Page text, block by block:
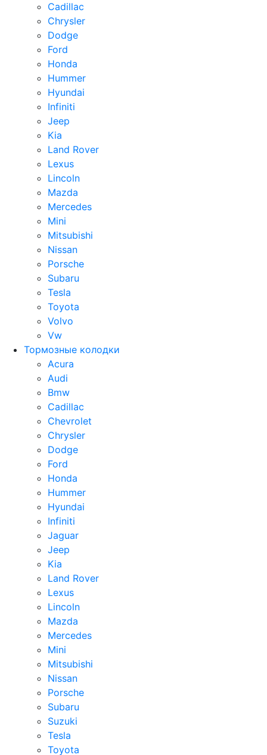
Cadillac
Chrysler
Dodge
Ford
Honda
Hummer
Hyundai
Infiniti
Jeep
Kia
Land Rover
Lexus
Lincoln
Mazda
Mercedes
Mini
Mitsubishi
Nissan
Porsche
Subaru
Tesla
Toyota
Volvo
Vw
Тормозные колодки
Acura
Audi
Bmw
Cadillac
Chevrolet
Chrysler
Dodge
Ford
Honda
Hummer
Hyundai
Infiniti
Jaguar
Jeep
Kia
Land Rover
Lexus
Lincoln
Mazda
Mercedes
Mini
Mitsubishi
Nissan
Porsche
Subaru
Suzuki
Tesla
Toyota